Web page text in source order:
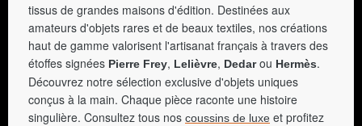
tissus de grandes maisons d'édition. Destinées aux
amateurs d'objets rares et de beaux textiles, nos créations
haut de gamme valorisent l'artisanat français à travers des
étoffes signées Pierre Frey, Lelièvre, Dedarou Hermès.
Découvrez notre sélection exclusive d'objets uniques
conçus à la main. Chaque pièce raconte une histoire
singulière. Consultez tous nos coussins de luxe et profitez